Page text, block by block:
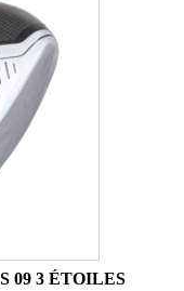
09 3 ÉTOILES